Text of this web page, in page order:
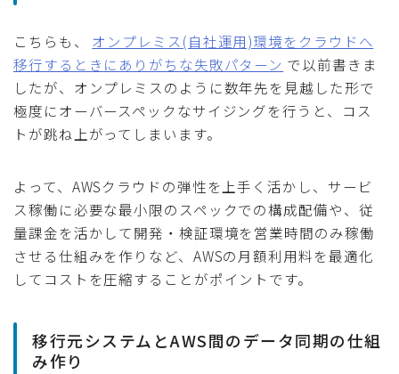
こちらも、 オンプレミス(自社運用)環境をクラウドへ
移行するときにありがちな失敗パターン で以前書きま
したが、オンプレミスのように数年先を見越した形で
極度にオーバースペックなサイジングを行うと、コス
トが跳ね上がってしまいます。
よって、AWSクラウドの弾性を上手く活かし、サービ
ス稼働に必要な最小限のスペックでの構成配備や、従
量課金を活かして開発・検証環境を営業時間のみ稼働
させる仕組みを作りなど、AWSの月額利用料を最適化
してコストを圧縮することがポイントです。
移行元システムとAWS間のデータ同期の仕組
み作り